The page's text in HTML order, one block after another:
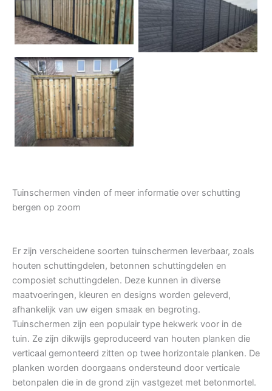
Hout beton schuttingen Rots motief antraciet
Tuindeur grenen
Tuinschermen vinden of meer informatie over schutting
bergen op zoom
Er zijn verscheidene soorten tuinschermen leverbaar, zoals
houten schuttingdelen, betonnen schuttingdelen en
composiet schuttingdelen. Deze kunnen in diverse
maatvoeringen, kleuren en designs worden geleverd,
afhankelijk van uw eigen smaak en begroting.
Tuinschermen zijn een populair type hekwerk voor in de
tuin. Ze zijn dikwijls geproduceerd van houten planken die
verticaal gemonteerd zitten op twee horizontale planken. De
planken worden doorgaans ondersteund door verticale
betonpalen die in de grond zijn vastgezet met betonmortel.